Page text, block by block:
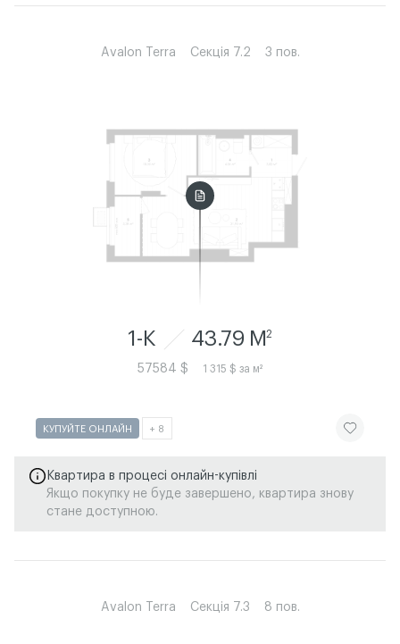
Avalon Terra Секція 7.2 3 пов.
1-К 43.79 M2
57584 $ 1 315 $ за м²
КУПУЙТЕ ОНЛАЙН + 8 ЧИТАТИ
Квартира в процесі онлайн-купівлі
Якщо покупку не буде завершено, квартира знову
стане доступною.
Avalon Terra Секція 7.3 8 пов.